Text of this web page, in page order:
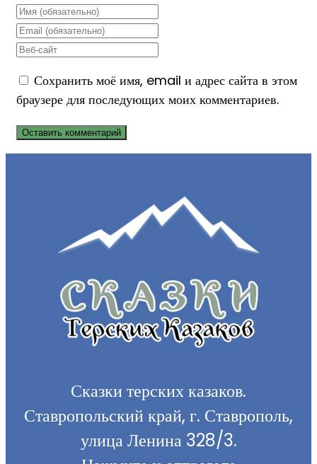
Enter
your
name
username
to
comment
Enter
your
address
to
comment
Enter
website
URL
(optional)
Сохранить моё имя, email и адрес сайта в этом
браузере для последующих моих комментариев.
Сказки терских казаков.
Ставропольский край, г. Ставрополь,
улица Ленина 328/3.